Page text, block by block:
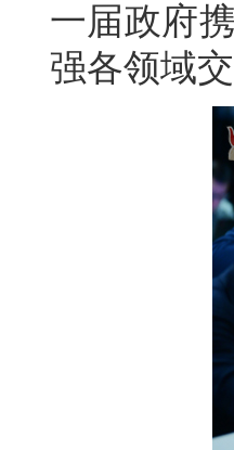
一届政府
强各领域